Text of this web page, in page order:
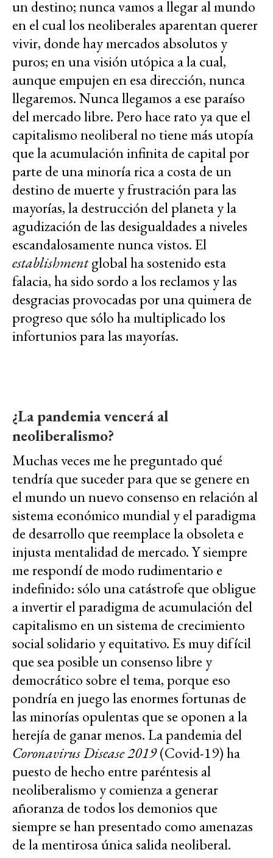
un destino; nunca vamos a llegar al mundo
en el cual los neoliberales aparentan querer
vivir, donde hay mercados absolutos y
puros; en una visión utópica a la cual,
aunque empujen en esa dirección, nunca
llegaremos. Nunca llegamos a ese paraíso
del mercado libre. Pero hace rato ya que el
capitalismo neoliberal no tiene más utopía
que la acumulación infinita de capital por
parte de una minoría rica a costa de un
destino de muerte y frustración para las
mayorías, la destrucción del planeta y la
agudización de las desigualdades a niveles
escandalosamente nunca vistos. El
establishmentglobal ha sostenido esta
falacia, ha sido sordo a los reclamos y las
desgracias provocadas por una quimera de
progreso que sólo ha multiplicado los
infortunios para las mayorías.
¿La pandemia vencerá al
neoliberalismo?
Muchas veces me he preguntado qué
tendría que suceder para que se genere en
el mundo un nuevo consenso en relación al
sistema económico mundial y el paradigma
de desarrollo que reemplace la obsoleta e
injusta mentalidad de mercado. Y siempre
me respondí de modo rudimentario e
indefinido: sólo una catástrofe que obligue
a invertir el paradigma de acumulación del
capitalismo en un sistema de crecimiento
social solidario y equitativo. Es muy difícil
que sea posible un consenso libre y
democrático sobre el tema, porque eso
pondría en juego las enormes fortunas de
las minorías opulentas que se oponen a la
herejía de ganar menos. La pandemia del
Coronavirus Disease 2019(Covid-19) ha
puesto de hecho entre paréntesis al
neoliberalismo y comienza a generar
añoranza de todos los demonios que
siempre se han presentado como amenazas
de la mentirosa única salida neoliberal.